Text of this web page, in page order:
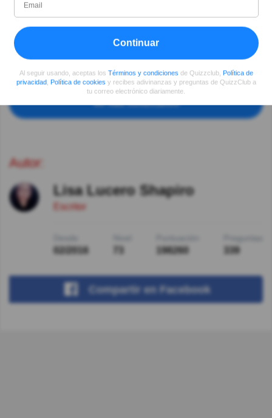
Muy bueno
Ver más comentarios
Autor:
Lisa Lucero Shapiro
Escritor
02/2016 198260 339
Compartir en Facebook
Continuar
Al seguir usando, aceptas los Términos y condiciones de Quizzclub, Política de
privacidad, Política de cookies y recibes adivinanzas y preguntas de QuizzClub a
tu correo electrónico diariamente.